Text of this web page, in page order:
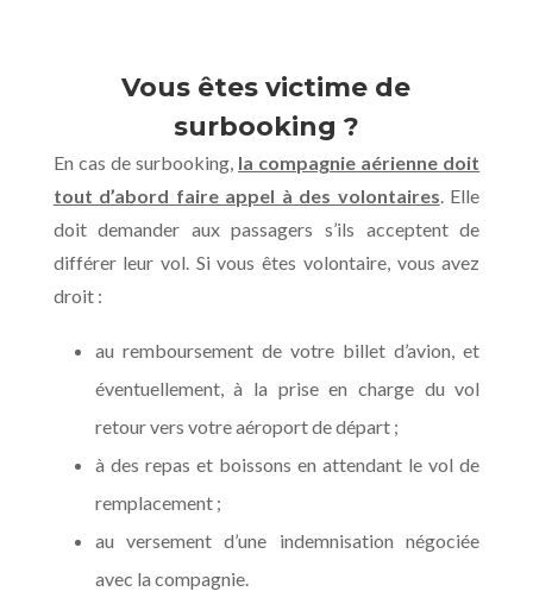
Vous êtes victime de
surbooking ?
En cas de surbooking, la compagnie aérienne doit
tout d’abord faire appel à des volontaires . Elle
doit demander aux passagers s’ils acceptent de
différer leur vol. Si vous êtes volontaire, vous avez
droit :
au remboursement de votre billet d’avion, et
éventuellement, à la prise en charge du vol
retour vers votre aéroport de départ ;
à des repas et boissons en attendant le vol de
remplacement ;
au versement d’une indemnisation négociée
avec la compagnie.